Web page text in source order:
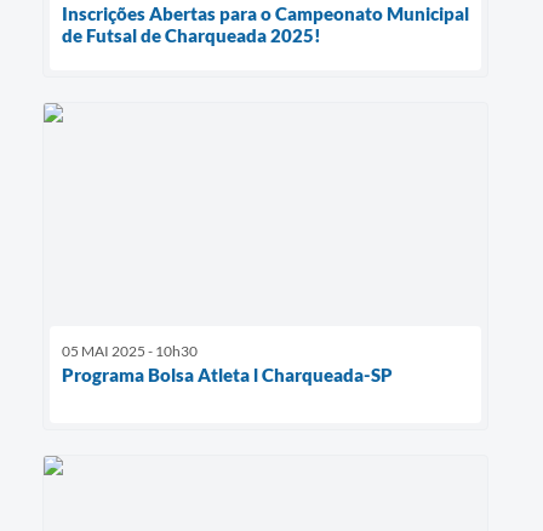
Inscrições Abertas para o Campeonato Municipal
de Futsal de Charqueada 2025!
05 MAI 2025 - 10h30
Programa Bolsa Atleta l Charqueada-SP